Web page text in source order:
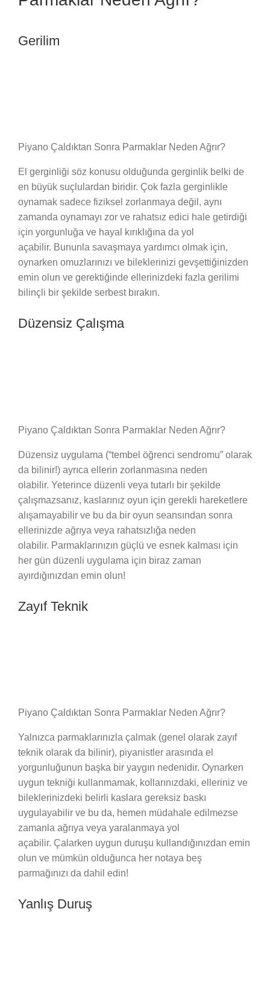
Gerilim
Piyano Çaldıktan Sonra Parmaklar Neden Ağrır?
El gerginliği söz konusu olduğunda gerginlik belki de
en büyük suçlulardan biridir. Çok fazla gerginlikle
oynamak sadece fiziksel zorlanmaya değil, aynı
zamanda oynamayı zor ve rahatsız edici hale getirdiği
için yorgunluğa ve hayal kırıklığına da yol
açabilir. Bununla savaşmaya yardımcı olmak için,
oynarken omuzlarınızı ve bileklerinizi gevşettiğinizden
emin olun ve gerektiğinde ellerinizdeki fazla gerilimi
bilinçli bir şekilde serbest bırakın.
Düzensiz Çalışma
Piyano Çaldıktan Sonra Parmaklar Neden Ağrır?
Düzensiz uygulama (“tembel öğrenci sendromu” olarak
da bilinir!) ayrıca ellerin zorlanmasına neden
olabilir. Yeterince düzenli veya tutarlı bir şekilde
çalışmazsanız, kaslarınız oyun için gerekli hareketlere
alışamayabilir ve bu da bir oyun seansından sonra
ellerinizde ağrıya veya rahatsızlığa neden
olabilir. Parmaklarınızın güçlü ve esnek kalması için
her gün düzenli uygulama için biraz zaman
ayırdığınızdan emin olun!
Zayıf Teknik
Piyano Çaldıktan Sonra Parmaklar Neden Ağrır?
Yalnızca parmaklarınızla çalmak (genel olarak zayıf
teknik olarak da bilinir), piyanistler arasında el
yorgunluğunun başka bir yaygın nedenidir. Oynarken
uygun tekniği kullanmamak, kollarınızdaki, elleriniz ve
bileklerinizdeki belirli kaslara gereksiz baskı
uygulayabilir ve bu da, hemen müdahale edilmezse
zamanla ağrıya veya yaralanmaya yol
açabilir. Çalarken uygun duruşu kullandığınızdan emin
olun ve mümkün olduğunca her notaya beş
parmağınızı da dahil edin!
Yanlış Duruş